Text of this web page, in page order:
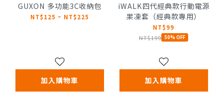
GUXON 多功能3C收納包
NT$125 ~ NT$225
加入購物車
iWALK四代經典款行動電源
果凍套（經典款專用）
NT$99
NT$199 50% OFF
加入購物車